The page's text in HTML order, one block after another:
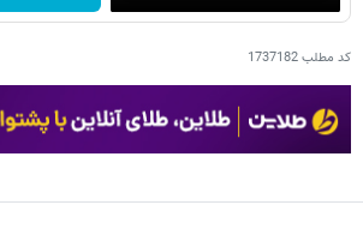
کد مطلب1737182